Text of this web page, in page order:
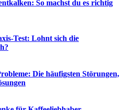
So machst du es richtig
Test: Lohnt sich die
Die häufigsten Störungen,